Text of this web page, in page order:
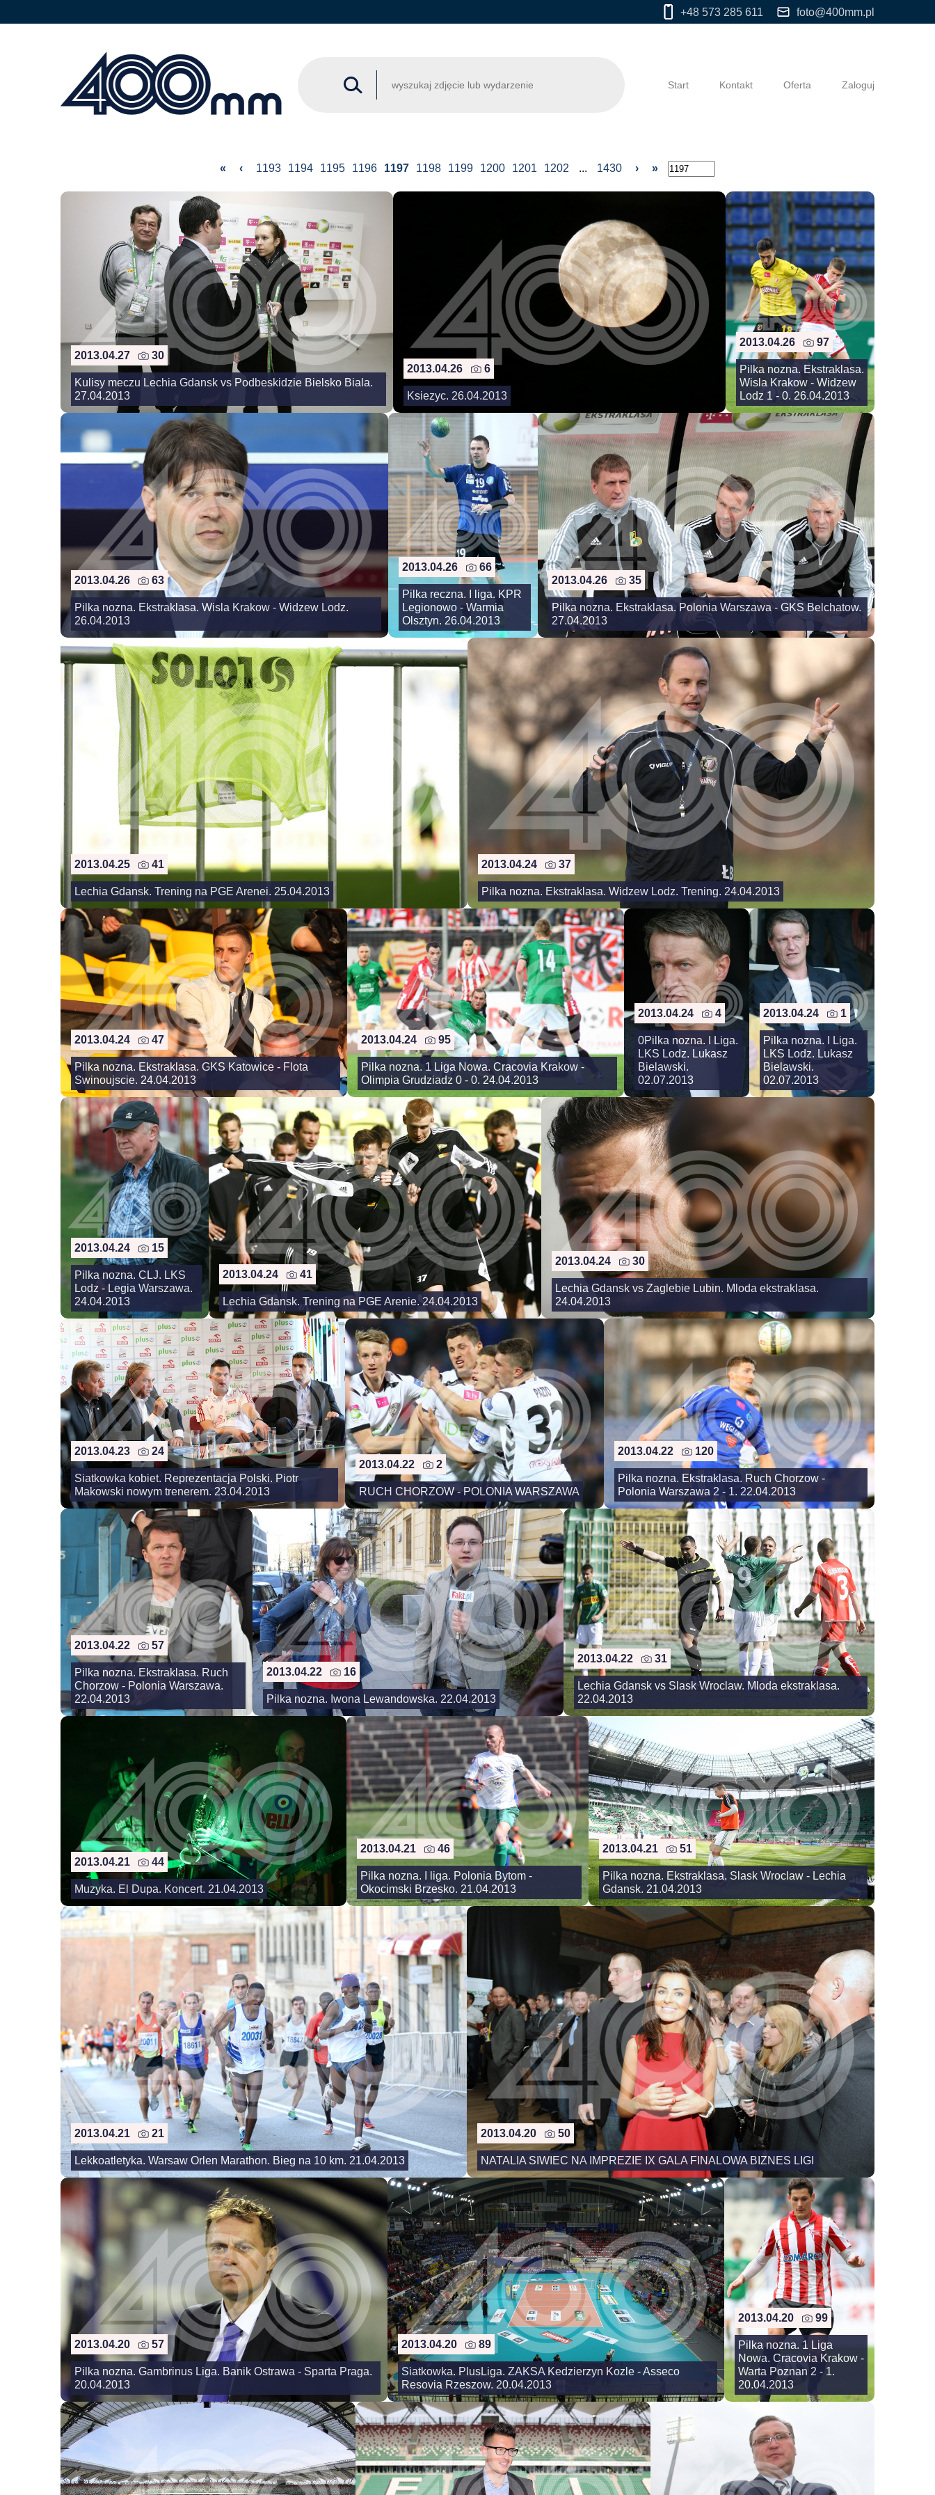
+48 573 285 611 foto@400mm.pl
Start Kontakt Oferta Zaloguj
« ‹ 1193 1194 1195 1196 1197 1198 1199 1200 1201 1202 ... 1430 › »
2013.04.27 30
Kulisy meczu Lechia Gdansk vs Podbeskidzie Bielsko Biala.
27.04.2013
2013.04.26 6
Ksiezyc. 26.04.2013
2013.04.26 97
Pilka nozna. Ekstraklasa.
Wisla Krakow - Widzew
Lodz 1 - 0. 26.04.2013
2013.04.26 63
Pilka nozna. Ekstraklasa. Wisla Krakow - Widzew Lodz.
26.04.2013
2013.04.26 66
Pilka reczna. I liga. KPR
Legionowo - Warmia
Olsztyn. 26.04.2013
2013.04.26 35
Pilka nozna. Ekstraklasa. Polonia Warszawa - GKS Belchatow.
27.04.2013
2013.04.25 41
Lechia Gdansk. Trening na PGE Arenei. 25.04.2013
2013.04.24 37
Pilka nozna. Ekstraklasa. Widzew Lodz. Trening. 24.04.2013
2013.04.24 47
Pilka nozna. Ekstraklasa. GKS Katowice - Flota
Swinoujscie. 24.04.2013
2013.04.24 95
Pilka nozna. 1 Liga Nowa. Cracovia Krakow -
Olimpia Grudziadz 0 - 0. 24.04.2013
2013.04.24 4
0Pilka nozna. I Liga.
LKS Lodz. Lukasz
Bielawski.
02.07.2013
2013.04.24 1
Pilka nozna. I Liga.
LKS Lodz. Lukasz
Bielawski.
02.07.2013
2013.04.24 15
Pilka nozna. CLJ. LKS
Lodz - Legia Warszawa.
24.04.2013
2013.04.24 41
Lechia Gdansk. Trening na PGE Arenie. 24.04.2013
2013.04.24 30
Lechia Gdansk vs Zaglebie Lubin. Mloda ekstraklasa.
24.04.2013
2013.04.23 24
Siatkowka kobiet. Reprezentacja Polski. Piotr
Makowski nowym trenerem. 23.04.2013
2013.04.22 2
RUCH CHORZOW - POLONIA WARSZAWA
2013.04.22 120
Pilka nozna. Ekstraklasa. Ruch Chorzow -
Polonia Warszawa 2 - 1. 22.04.2013
2013.04.22 57
Pilka nozna. Ekstraklasa. Ruch
Chorzow - Polonia Warszawa.
22.04.2013
2013.04.22 16
Pilka nozna. Iwona Lewandowska. 22.04.2013
2013.04.22 31
Lechia Gdansk vs Slask Wroclaw. Mloda ekstraklasa.
22.04.2013
2013.04.21 44
Muzyka. El Dupa. Koncert. 21.04.2013
2013.04.21 46
Pilka nozna. I liga. Polonia Bytom -
Okocimski Brzesko. 21.04.2013
2013.04.21 51
Pilka nozna. Ekstraklasa. Slask Wroclaw - Lechia
Gdansk. 21.04.2013
2013.04.21 21
Lekkoatletyka. Warsaw Orlen Marathon. Bieg na 10 km. 21.04.2013
2013.04.20 50
NATALIA SIWIEC NA IMPREZIE IX GALA FINALOWA BIZNES LIGI
2013.04.20 57
Pilka nozna. Gambrinus Liga. Banik Ostrawa - Sparta Praga.
20.04.2013
2013.04.20 89
Siatkowka. PlusLiga. ZAKSA Kedzierzyn Kozle - Asseco
Resovia Rzeszow. 20.04.2013
2013.04.20 99
Pilka nozna. 1 Liga
Nowa. Cracovia Krakow -
Warta Poznan 2 - 1.
20.04.2013